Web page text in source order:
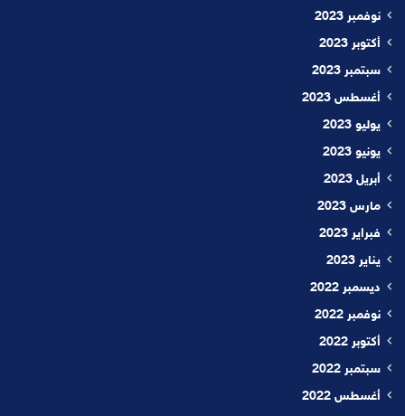
نوفمبر 2023
أكتوبر 2023
سبتمبر 2023
أغسطس 2023
يوليو 2023
يونيو 2023
أبريل 2023
مارس 2023
فبراير 2023
يناير 2023
ديسمبر 2022
نوفمبر 2022
أكتوبر 2022
سبتمبر 2022
أغسطس 2022